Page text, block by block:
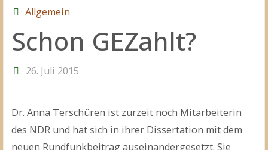
Allgemein
Schon GEZahlt?
26. Juli 2015
Dr. Anna Terschüren ist zurzeit noch Mitarbeiterin
des NDR und hat sich in ihrer Dissertation mit dem
neuen Rundfunkbeitrag auseinandergesetzt. Sie